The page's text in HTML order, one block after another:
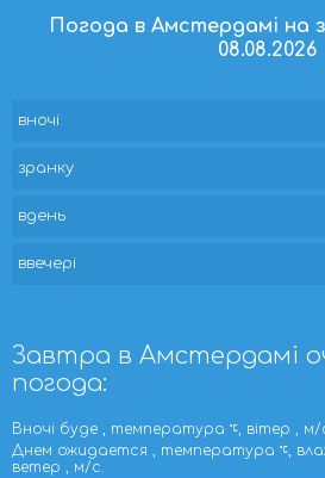
Погода в Амстердамі на
08.08.2026
вночі
зранку
вдень
ввечері
Завтра в Амстердамі
погода:
Вночі буде , температура
, вітер , м/
Днем ожидается , температура
,
ветер , м/с.